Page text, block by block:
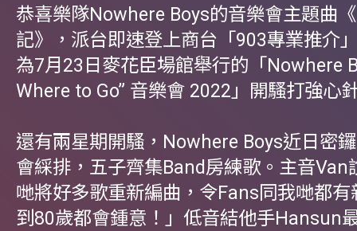
恭喜樂隊Nowhere Boys的音樂會主題曲
記》，派台即速登上商台「903專業推介
為7月23日麥花臣場館舉行的「Nowhere
Where to Go” 音樂會 2022」開騷打強心
還有兩星期開騷，Nowhere Boys近日密
會綵排，五子齊集Band房練歌。主音Van
哋將好多歌重新編曲，令Fans同我哋都有
到80歲都會鍾意！」低音結他手Hansun